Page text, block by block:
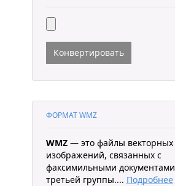
Конвертировать
ФОРМАТ WMZ
WMZ— это файлы векторных
изображений, связанных с
факсимильными документами
третьей группы.... Подробнее